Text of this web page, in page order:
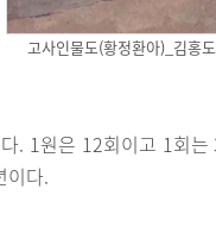
고사인물도(황정환아)_김홍
1원은 12회이고 1회는
이다.